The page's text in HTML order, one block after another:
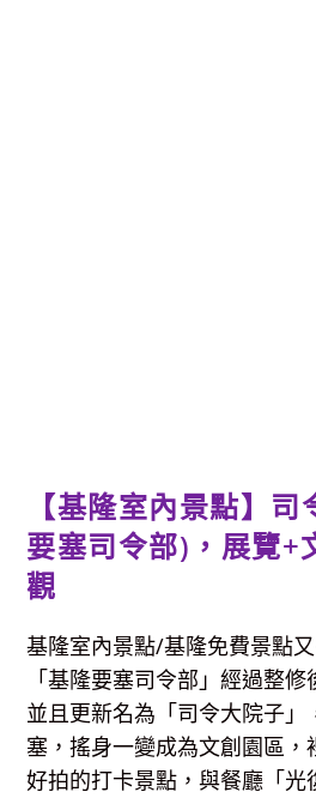
【基隆室內景點】
要塞司令部)，展覽+
觀
基隆室內景點/基隆免費景點
「基隆要塞司令部」經過整
並且更新名為「司令大院子」
塞，搖身一變成為文創園區
好拍的打卡景點，與餐廳「光